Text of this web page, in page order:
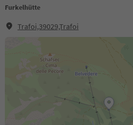
Furkelhütte
Trafoi,39029,Trafoi